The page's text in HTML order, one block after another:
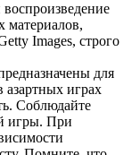
материалов,
Images, строго
для
азартных играх
Соблюдайте
игры. При